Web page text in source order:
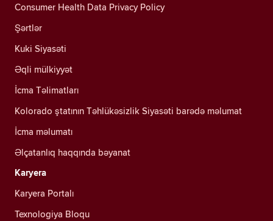
Consumer Health Data Privacy Policy
Şərtlər
Kuki Siyasəti
Əqli mülkiyyət
İcma Təlimatları
Kolorado ştatının Təhlükəsizlik Siyasəti barədə məlumat
İcma məlumatı
Əlçatanlıq haqqında bəyanat
Karyera
Karyera Portalı
Texnologiya Bloqu